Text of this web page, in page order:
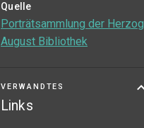
Quelle
Porträtsammlung der Herzog
August Bibliothek
VERWANDTES
Links